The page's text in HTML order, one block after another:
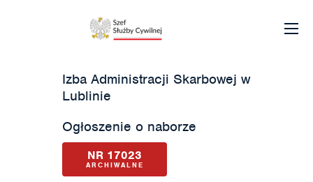
Izba Administracji Skarbowej w
Lublinie
Ogłoszenie o naborze
NR 17023
ARCHIWALNE